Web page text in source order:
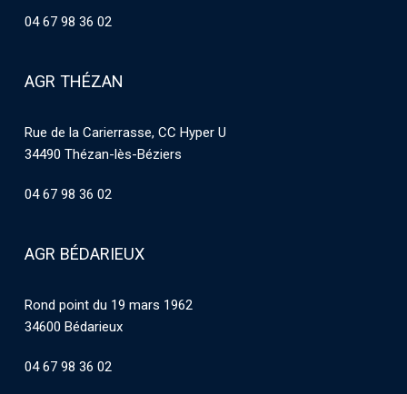
04 67 98 36 02
AGR THÉZAN
Rue de la Carierrasse, CC Hyper U
34490 Thézan-lès-Béziers
04 67 98 36 02
AGR BÉDARIEUX
Rond point du 19 mars 1962
34600 Bédarieux
04 67 98 36 02